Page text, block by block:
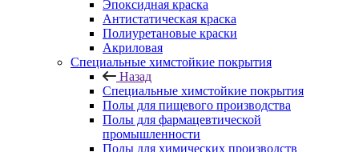
Эпоксидная краска
Антистатическая краска
Полиуретановые краски
Акриловая
Специальные химстойкие покрытия
Назад
Специальные химстойкие покрытия
Полы для пищевого производства
Полы для фармацевтической
промышленности
Полы для химических производств